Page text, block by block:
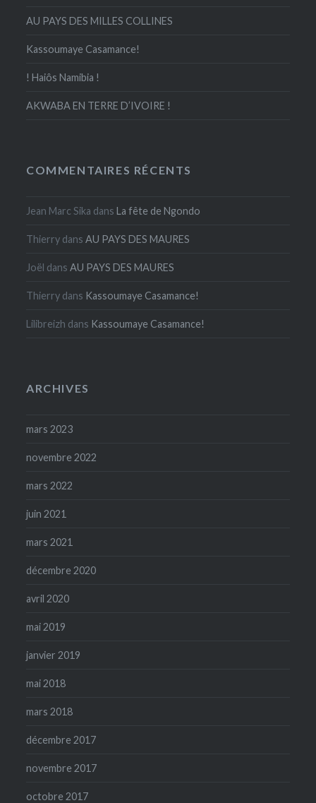
AU PAYS DES MILLES COLLINES
Kassoumaye Casamance!
! Haiôs Namibia !
AKWABA EN TERRE D’IVOIRE !
COMMENTAIRES RÉCENTS
Jean Marc Sika dansLa fête de Ngondo
Thierry dansAU PAYS DES MAURES
Joël dansAU PAYS DES MAURES
Thierry dans Kassoumaye Casamance!
Lilibreizh dans Kassoumaye Casamance!
ARCHIVES
mars 2023
novembre 2022
mars 2022
juin 2021
mars 2021
décembre 2020
avril 2020
mai 2019
janvier 2019
mai 2018
mars 2018
décembre 2017
novembre 2017
octobre 2017